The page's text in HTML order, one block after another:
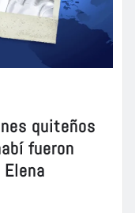
quiteños
fueron